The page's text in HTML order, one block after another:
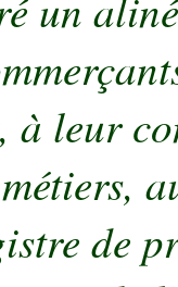
à leur
de